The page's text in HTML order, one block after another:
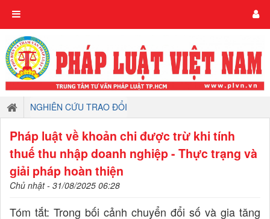
NGHIÊN CỨU TRAO ĐỔI
Pháp luật về khoản chi được trừ khi tính
thuế thu nhập doanh nghiệp - Thực trạng và
giải pháp hoàn thiện
Chủ nhật - 31/08/2025 06:28
Tóm tắt: Trong bối cảnh chuyển đổi số và gia tăng